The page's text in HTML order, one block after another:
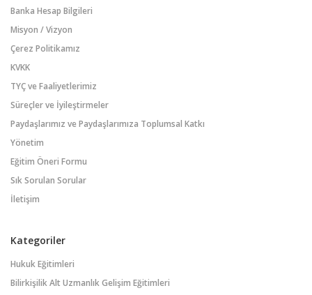
Banka Hesap Bilgileri
Misyon / Vizyon
Çerez Politikamız
KVKK
TYÇ ve Faaliyetlerimiz
Süreçler ve İyileştirmeler
Paydaşlarımız ve Paydaşlarımıza Toplumsal Katkı
Yönetim
Eğitim Öneri Formu
Sık Sorulan Sorular
İletişim
Kategoriler
Hukuk Eğitimleri
Bilirkişilik Alt Uzmanlık Gelişim Eğitimleri